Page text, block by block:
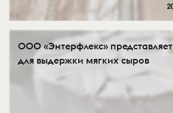
ООО «Энтерфлекс»
для выдержки мягких сыров